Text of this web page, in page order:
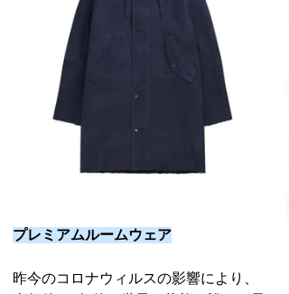
プレミアムルームウェア
昨今のコロナウィルスの影響により、